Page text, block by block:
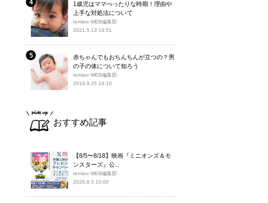
1歳児はママべったりな時期！理由や
上手な対処法について
teniteo WEB編集部
2021.5.13 14:51
赤ちゃんでもおちんちんが立つの？男
の子の体について知ろう
teniteo WEB編集部
2019.9.25 14:10
おすすめ記事
【8/5〜8/18】映画『ミニオンズ＆モ
ンスターズ』公...
teniteo WEB編集部
2026.8.5 10:00